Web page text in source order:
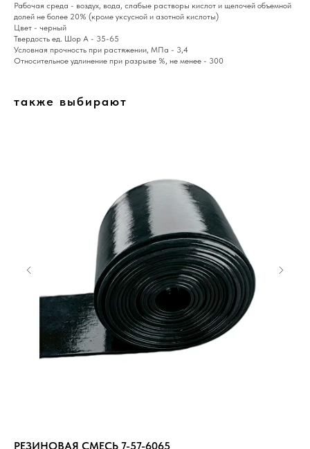
Рабочая среда - воздух, вода, слабые растворы кислот и щелочей объемной
долей не более 20% (кроме уксусной и азотной кислоты)
Цвет - черный
Твердость ед. Шор А - 35-65
Условная прочность при растяжении, МПа - 3,4
Относительное удлинение при разрыве %, не менее - 300
также выбирают
РЕЗИНОВАЯ СМЕСЬ 7-57-6065